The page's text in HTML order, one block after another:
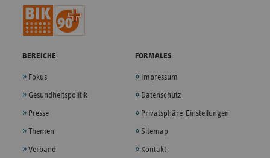
BEREICHE
Fokus
Gesundheitspolitik
Presse
Themen
Verband
FORMALES
Impressum
Datenschutz
Privatsphäre-Einstellungen
Sitemap
Kontakt